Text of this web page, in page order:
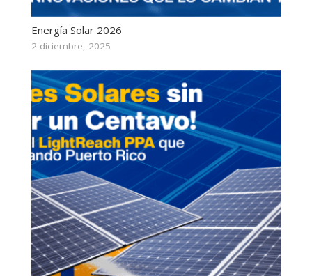
Energía Solar 2026
2 diciembre, 2025